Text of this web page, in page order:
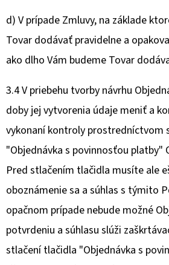
d) V prípade Zmluvy, na základe
Tovar dodávať pravidelne a
ako dlho Vám budeme Tovar
3.4 V priebehu tvorby návrhu
doby jej vytvorenia údaje meniť a
vykonaní kontroly prostredníctvom
"Objednávka s povinnosťou platby"
Pred stlačením tlačidla musíte ale
oboznámenie sa a súhlas s týmito
opačnom prípade nebude možné
potvrdeniu a súhlasu slúži
stlačení tlačidla "Objednávka s